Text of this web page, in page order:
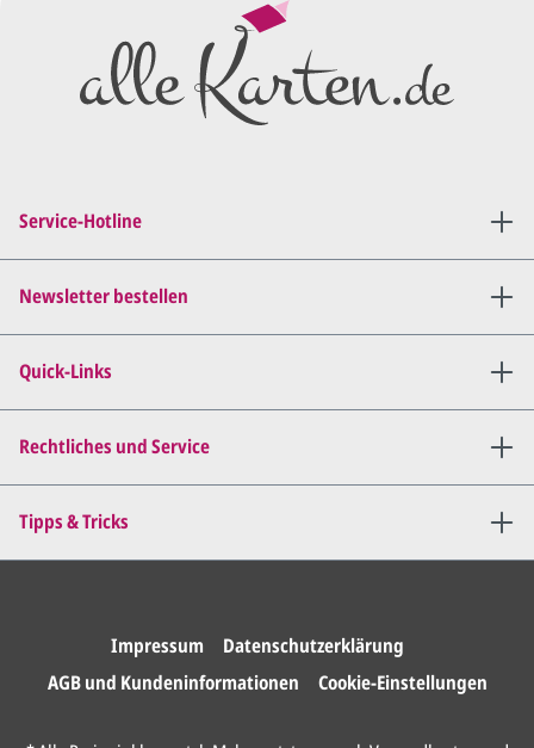
Preisangebot
Anschluss den ersten
Entwurf/Korrekturabzug
Diesen senden wir Ihnen als
PDF per E-Mail.
uns, was Sie amEntwurf
Wir senden Ihnen den
Dies wiederholen wir so lange,
bis
Service-Hotline
Rechtliches und Service
Tipps & Tricks
Quick-Links
Newsletter bestellen
Impressum
Datenschutzerklärung
AGB und Kundeninformationen
Cookie-Einstellungen